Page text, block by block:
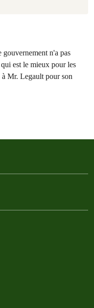
n'a pas
est le mieux pour les
à Mr. Legault pour son